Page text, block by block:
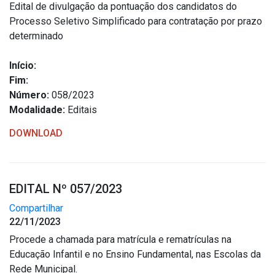
Edital de divulgação da pontuação dos candidatos do
Processo Seletivo Simplificado para contratação por prazo
determinado
Início:
Fim:
Número: 058/2023
Modalidade: Editais
DOWNLOAD
EDITAL Nº 057/2023
Compartilhar
22/11/2023
Procede a chamada para matrícula e rematrículas na
Educação Infantil e no Ensino Fundamental, nas Escolas da
Rede Municipal.